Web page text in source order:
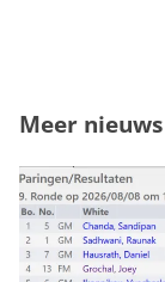
Meer nieuws